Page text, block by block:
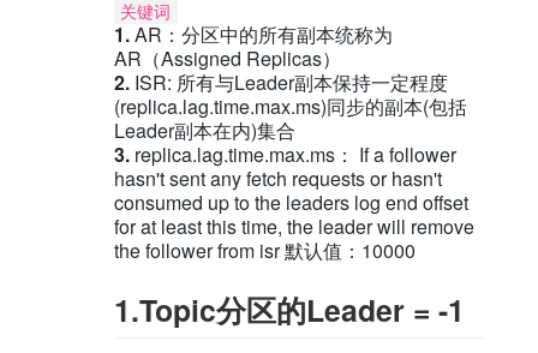
关键词
1.AR：分区中的所有副本统称为
AR（Assigned Replicas）
2.ISR: 所有与Leader副本保持一定程度
(replica.lag.time.max.ms)同步的副本(包括
Leader副本在内)集合
3.replica.lag.time.max.ms： If a follower
hasn't sent any fetch requests or hasn't
consumed up to the leaders log end offset
for at least this time, the leader will remove
the follower from isr 默认值：10000
1.Topic分区的Leader = -1